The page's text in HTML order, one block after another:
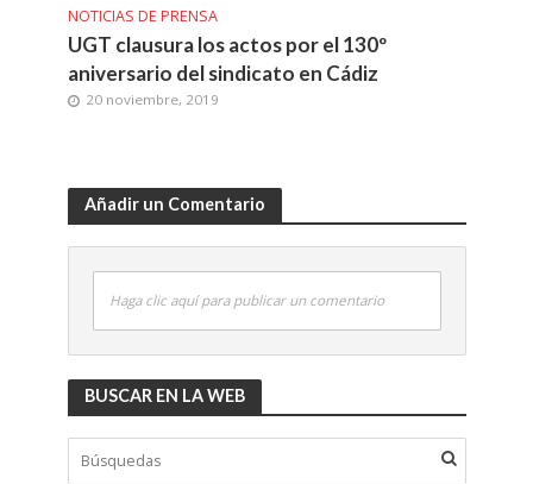
NOTICIAS DE PRENSA
UGT clausura los actos por el 130º
aniversario del sindicato en Cádiz
20 noviembre, 2019
Añadir un Comentario
Haga clic aquí para publicar un comentario
BUSCAR EN LA WEB